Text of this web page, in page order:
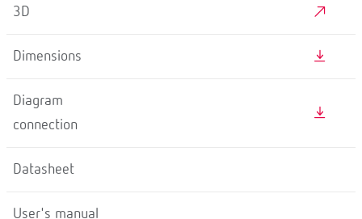
3D
Dimensions
Diagram
connection
Datasheet
User's manual